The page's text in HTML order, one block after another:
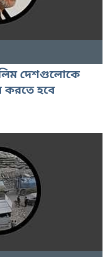
দেশগুলোকে
করতে হবে